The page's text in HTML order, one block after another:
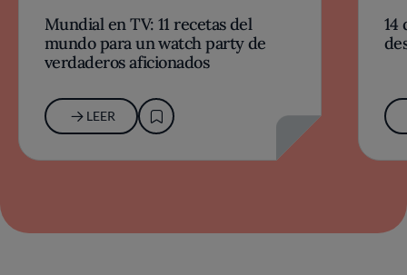
Mundial en TV: 11 recetas del
mundo para un watch party de
verdaderos aficionados
LEER
14